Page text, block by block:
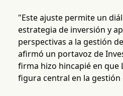
"Este ajuste permite un
estrategia de inversión y
perspectivas a la gestión
afirmó un portavoz de
firma hizo hincapié en que
figura central en la gestión